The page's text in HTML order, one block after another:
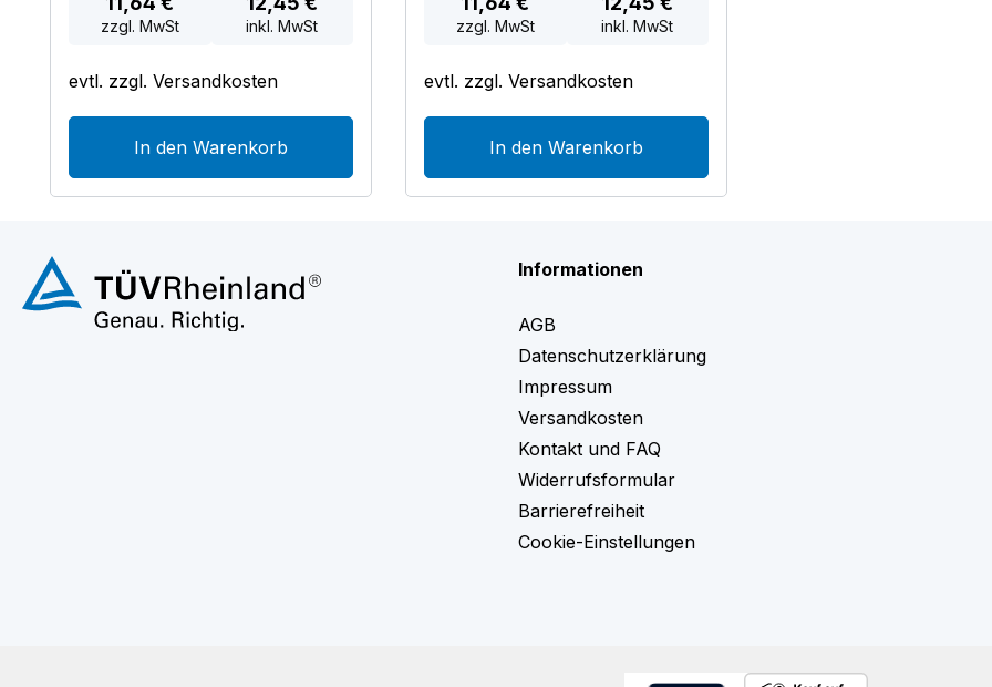
zzgl. MwSt inkl. MwSt
evtl. zzgl. Versandkosten
In den Warenkorb
zzgl. MwSt inkl. MwSt
evtl. zzgl. Versandkosten
In den Warenkorb
Informationen
AGB
Datenschutzerklärung
Impressum
Versandkosten
Kontakt und FAQ
Widerrufsformular
Barrierefreiheit
Cookie-Einstellungen